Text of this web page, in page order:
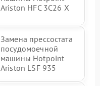
Ariston HFC 3C26 X
Замена прессостата
посудомоечной
машины Hotpoint
Ariston LSF 935